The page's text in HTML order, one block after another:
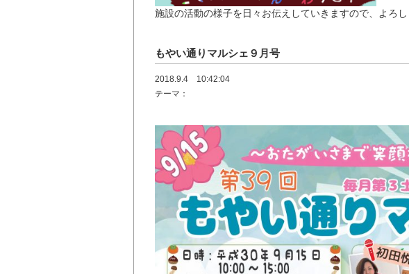
施設の活動の様子を日々お伝えしていきますので、よろし
もやい通りマルシェ９月号
2018.9.4 10:42:04
テーマ：